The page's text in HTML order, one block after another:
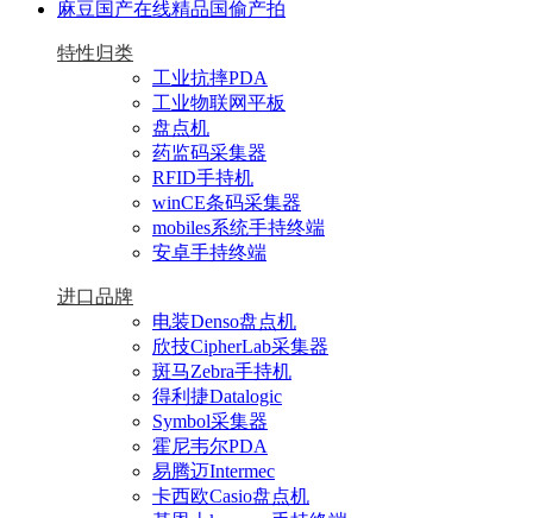
麻豆国产在线精品国偷产拍
特性归类
工业抗摔PDA
工业物联网平板
盘点机
药监码采集器
RFID手持机
winCE条码采集器
mobiles系统手持终端
安卓手持终端
进口品牌
电装Denso盘点机
欣技CipherLab采集器
斑马Zebra手持机
得利捷Datalogic
Symbol采集器
霍尼韦尔PDA
易腾迈Intermec
卡西欧Casio盘点机